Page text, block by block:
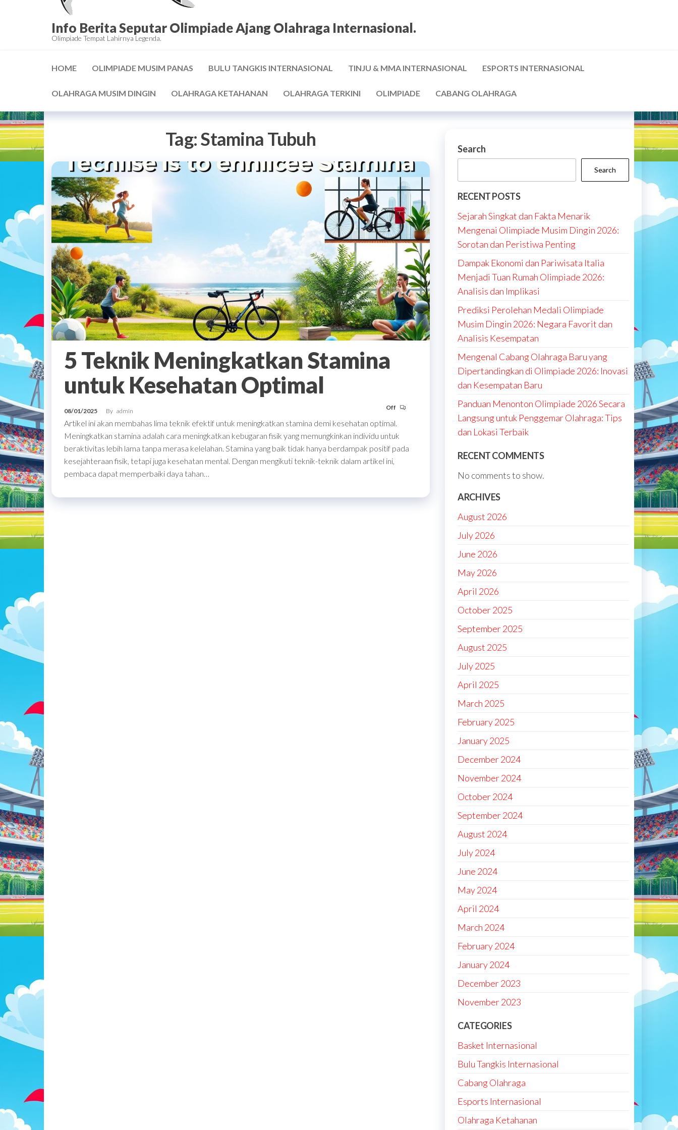
Info Berita Seputar Olimpiade Ajang Olahraga Internasional.
Olimpiade Tempat Lahirnya Legenda.
HOME OLIMPIADE MUSIM PANAS BULU TANGKIS INTERNASIONAL TINJU & MMA INTERNASIONAL ESPORTS INTERNASIONAL
OLAHRAGA MUSIM DINGIN OLAHRAGA KETAHANAN OLAHRAGA TERKINI OLIMPIADE CABANG OLAHRAGA
Tag:Stamina Tubuh
5 Teknik Meningkatkan Stamina
untuk Kesehatan Optimal
08/01/2025 By admin Off
Artikel ini akan membahas lima teknik efektif untuk meningkatkan stamina demi kesehatan optimal.
Meningkatkan stamina adalah cara meningkatkan kebugaran fisik yang memungkinkan individu untuk
beraktivitas lebih lama tanpa merasa kelelahan. Stamina yang baik tidak hanya berdampak positif pada
kesejahteraan fisik, tetapi juga kesehatan mental. Dengan mengikuti teknik-teknik dalam artikel ini,
pembaca dapat memperbaiki daya tahan…
Search
Search
RECENT POSTS
Sejarah Singkat dan Fakta Menarik
Mengenai Olimpiade Musim Dingin 2026:
Sorotan dan Peristiwa Penting
Dampak Ekonomi dan Pariwisata Italia
Menjadi Tuan Rumah Olimpiade 2026:
Analisis dan Implikasi
Prediksi Perolehan Medali Olimpiade
Musim Dingin 2026: Negara Favorit dan
Analisis Kesempatan
Mengenal Cabang Olahraga Baru yang
Dipertandingkan di Olimpiade 2026: Inovasi
dan Kesempatan Baru
Panduan Menonton Olimpiade 2026 Secara
Langsung untuk Penggemar Olahraga: Tips
dan Lokasi Terbaik
RECENT COMMENTS
No comments to show.
ARCHIVES
August 2026
July 2026
June 2026
May 2026
April 2026
October 2025
September 2025
August 2025
July 2025
April 2025
March 2025
February 2025
January 2025
December 2024
November 2024
October 2024
September 2024
August 2024
July 2024
June 2024
May 2024
April 2024
March 2024
February 2024
January 2024
December 2023
November 2023
CATEGORIES
Basket Internasional
Bulu Tangkis Internasional
Cabang Olahraga
Esports Internasional
Olahraga Ketahanan